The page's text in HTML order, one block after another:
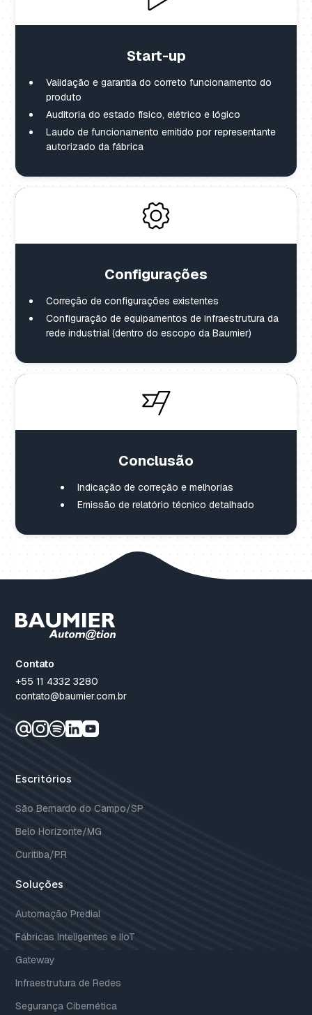
Start-up
Validação e garantia do correto funcionamento do
produto
Auditoria do estado físico, elétrico e lógico
Laudo de funcionamento emitido por representante
autorizado da fábrica
Configurações
Correção de configurações existentes
Configuração de equipamentos de infraestrutura da
rede industrial (dentro do escopo da Baumier)
Conclusão
Indicação de correção e melhorias
Emissão de relatório técnico detalhado
Contato
+55 11 4332 3280
contato@baumier.com.br
Escritórios
São Bernardo do Campo/SP
Belo Horizonte/MG
Curitiba/PR
Soluções
Automação Predial
Fábricas Inteligentes e IIoT
Gateway
Infraestrutura de Redes
Segurança Cibernética